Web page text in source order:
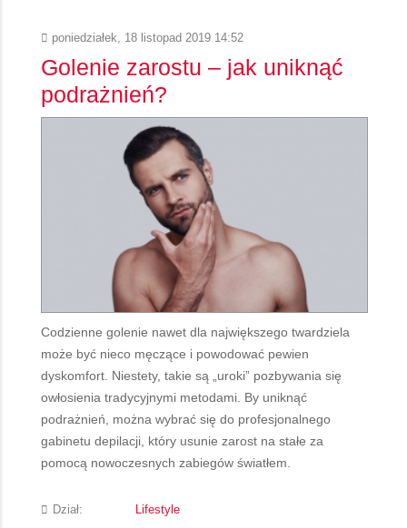
poniedziałek, 18 listopad 2019 14:52
Golenie zarostu – jak uniknąć
podrażnień?
Codzienne golenie nawet dla największego twardziela
może być nieco męczące i powodować pewien
dyskomfort. Niestety, takie są „uroki” pozbywania się
owłosienia tradycyjnymi metodami. By uniknąć
podrażnień, można wybrać się do profesjonalnego
gabinetu depilacji, który usunie zarost na stałe za
pomocą nowoczesnych zabiegów światłem.
Dział: Lifestyle